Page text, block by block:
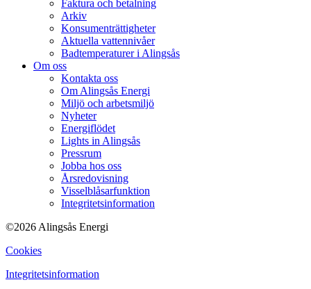
Faktura och betalning
Arkiv
Konsumenträttigheter
Aktuella vattennivåer
Badtemperaturer i Alingsås
Om oss
Kontakta oss
Om Alingsås Energi
Miljö och arbetsmiljö
Nyheter
Energiflödet
Lights in Alingsås
Pressrum
Jobba hos oss
Årsredovisning
Visselblåsarfunktion
Integritetsinformation
©2026 Alingsås Energi
Cookies
Integritetsinformation